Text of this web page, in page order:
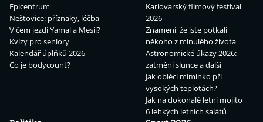
Epicentrum
Neštovice: příznaky, léčba
V čem jezdí Yamal a Mesii?
Kvízy pro seniory
Kalendář úplňků 2026
Co je bodycount?
Karlovarský filmový festival
2026
Znamení, že jste potkali
někoho z minulého života
Astronomické úkazy 2026:
zatmění slunce a další
Jak obléci miminko při
vysokých teplotách?
Jak na dokonalé letní mojito
6 lehkých letních salátů